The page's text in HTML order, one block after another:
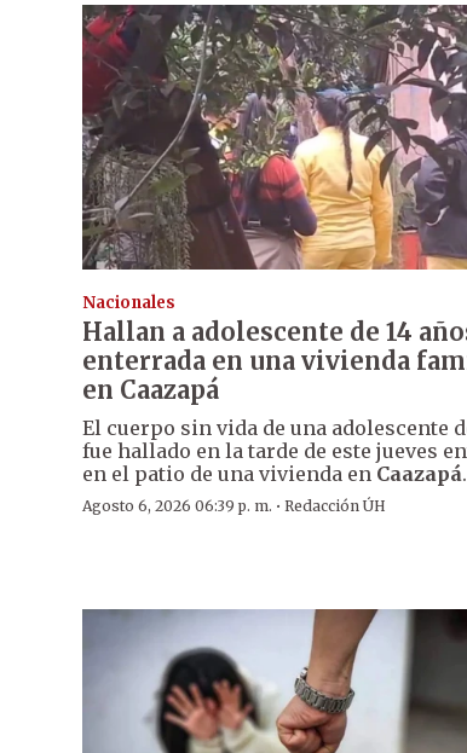
Nacionales
Hallan a adolescente de 14
enterrada en una vivienda
en Caazapá
El cuerpo sin vida de una adolescente
fue hallado en la tarde de este jueves
en el patio de una vivienda en Caazapá.
Agosto 6, 2026 06:39 p. m. · Redacción ÚH